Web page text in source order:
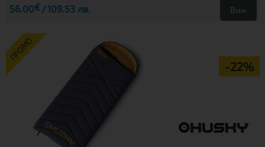
56.00€ 109.53 лв. Виж
ПРОМО
-22%